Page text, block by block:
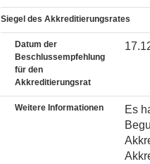
Siegel des Akkreditierungsrates
Datum der
Beschlussempfehlung
für den
Akkreditierungsrat
Weitere Informationen
Es